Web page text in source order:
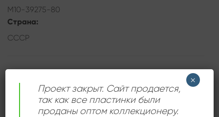
М10-39275-80
Страна:
СССР
Сет из 3 пластинок, запись 1950 года.
Проект закрыт. Сайт продается,
так как все пластинки были
проданы оптом коллекционеру.
×